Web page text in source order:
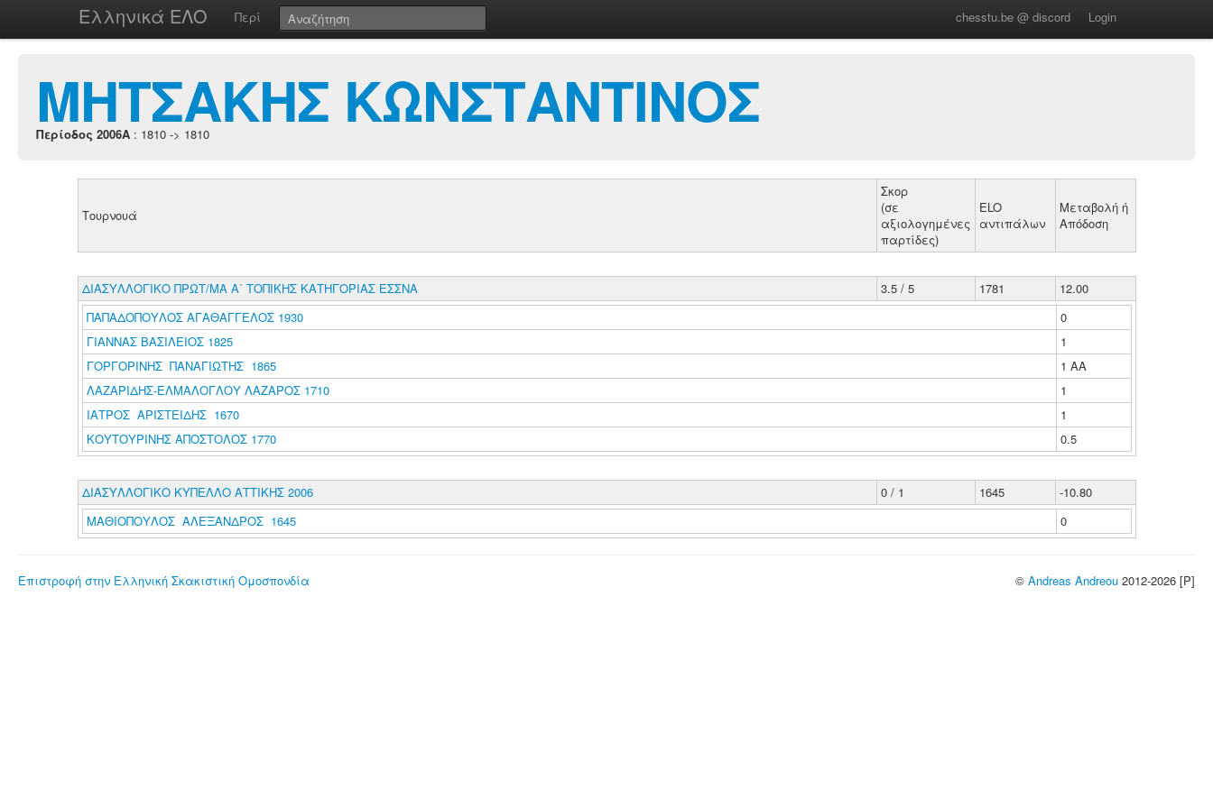
Ελληνικά ΕΛΟ Περί chesstu.be @ discord Login
ΜΗΤΣΑΚΗΣ ΚΩΝΣΤΑΝΤΙΝΟΣ
Περίοδος 2006A : 1810 -> 1810
Τουρνουά
Σκορ
(σε
αξιολογημένες
παρτίδες)
ELO
αντιπάλων
Μεταβολή ή
Απόδοση
ΔΙΑΣΥΛΛΟΓΙΚΟ ΠΡΩΤ/ΜΑ Α΄ ΤΟΠΙΚΗΣ ΚΑΤΗΓΟΡΙΑΣ ΕΣΣΝΑ 3.5 / 5 1781
12.00
ΠΑΠΑΔΟΠΟΥΛΟΣ ΑΓΑΘΑΓΓΕΛΟΣ 1930
0
ΓΙΑΝΝΑΣ ΒΑΣΙΛΕΙΟΣ 1825
1
ΓΟΡΓΟΡΙΝΗΣ ΠΑΝΑΓΙΩΤΗΣ 1865
1 ΑΑ
ΛΑΖΑΡΙΔΗΣ-ΕΛΜΑΛΟΓΛΟΥ ΛΑΖΑΡΟΣ 1710
1
ΙΑΤΡΟΣ ΑΡΙΣΤΕΙΔΗΣ 1670
1
ΚΟΥΤΟΥΡΙΝΗΣ ΑΠΟΣΤΟΛΟΣ 1770
0.5
ΔΙΑΣΥΛΛΟΓΙΚΟ ΚΥΠΕΛΛΟ ΑΤΤΙΚΗΣ 2006 0 / 1 1645
-10.80
ΜΑΘΙΟΠΟΥΛΟΣ ΑΛΕΞΑΝΔΡΟΣ 1645
0
Επιστροφή στην Ελληνική Σκακιστική Ομοσπονδία © Andreas Andreou 2012-2026 [P]